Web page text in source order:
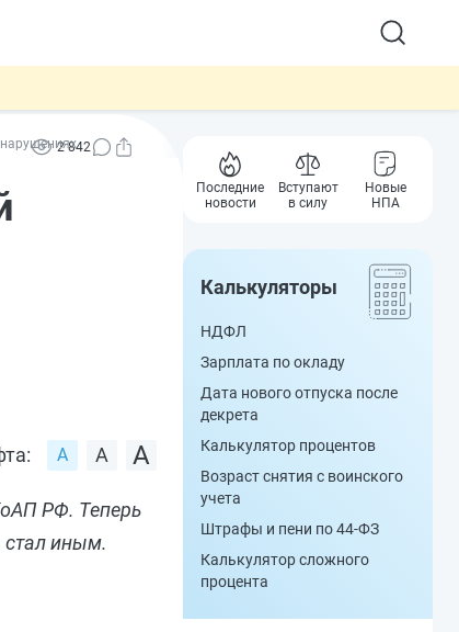
2 842
РФ. Теперь
иным.
Последние
новости
Вступают
в силу
Новые
НПА
Калькуляторы
НДФЛ
Зарплата по окладу
Дата нового отпуска после
декрета
Калькулятор процентов
Возраст снятия с воинского
учета
Штрафы и пени по 44-ФЗ
Калькулятор сложного
процента